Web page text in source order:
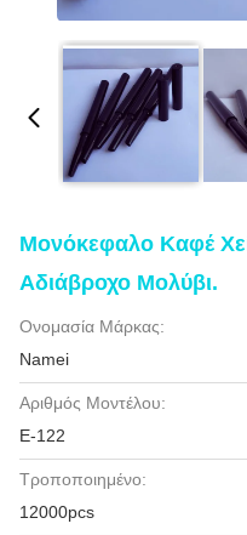
Μονόκεφαλο Καφέ
Αδιάβροχο Μολύβι.
Ονομασία Μάρκας:
Namei
Αριθμός Μοντέλου:
Ε-122
Τροποποιημένο:
12000pcs